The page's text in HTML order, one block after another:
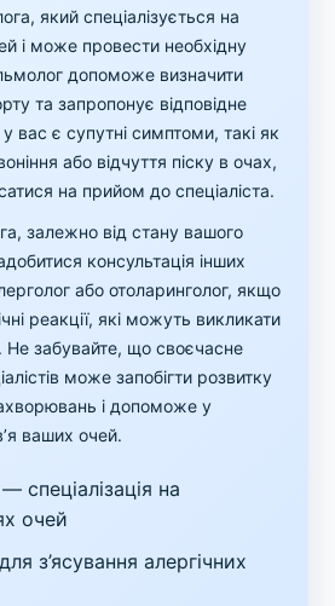
який спеціалізується на
і може провести необхідну
допоможе визначити
та запропонує відповідне
вас є супутні симптоми, такі як
або відчуття піску в очах,
на прийом до спеціаліста.
залежно від стану вашого
консультація інших
або отоларинголог, якщо
реакції, які можуть викликати
забувайте, що своєчасне
може запобігти розвитку
і допоможе у
ваших очей.
спеціалізація на
очей
з’ясування алергічних